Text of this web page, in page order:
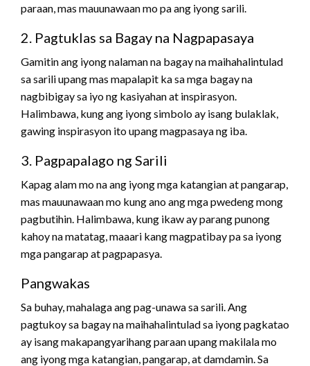
paraan, mas mauunawaan mo pa ang iyong sarili.
2. Pagtuklas sa Bagay na Nagpapasaya
Gamitin ang iyong nalaman na bagay na maihahalintulad
sa sarili upang mas mapalapit ka sa mga bagay na
nagbibigay sa iyo ng kasiyahan at inspirasyon.
Halimbawa, kung ang iyong simbolo ay isang bulaklak,
gawing inspirasyon ito upang magpasaya ng iba.
3. Pagpapalago ng Sarili
Kapag alam mo na ang iyong mga katangian at pangarap,
mas mauunawaan mo kung ano ang mga pwedeng mong
pagbutihin. Halimbawa, kung ikaw ay parang punong
kahoy na matatag, maaari kang magpatibay pa sa iyong
mga pangarap at pagpapasya.
Pangwakas
Sa buhay, mahalaga ang pag-unawa sa sarili. Ang
pagtukoy sa bagay na maihahalintulad sa iyong pagkatao
ay isang makapangyarihang paraan upang makilala mo
ang iyong mga katangian, pangarap, at damdamin. Sa